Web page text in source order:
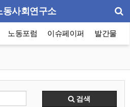
동사회연구소
노동포럼 이슈페이퍼 발간물
검색